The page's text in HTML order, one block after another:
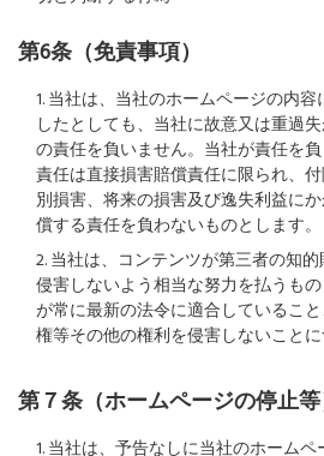
第6条（免責事項）
1. 当社は、当社のホームページの内
したとしても、当社に故意又は重過
の責任を負いません。当社が責任を
責任は直接損害賠償責任に限られ、
別損害、将来の損害及び逸失利益に
償する責任を負わないものとします。
2. 当社は、コンテンツが第三者の知
侵害しないよう相当な努力を払うも
が常に最新の法令に適合しているこ
権等その他の権利を侵害しないことに
第７条（ホームページの停止等
1. 当社は、予告なしに当社のホーム